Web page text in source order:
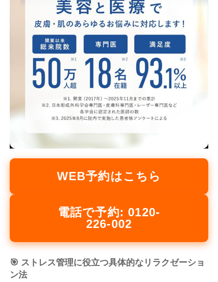
WEB予約はこちら
電話で予約: 0120-
226-002
🎯 ストレス管理に役立つ具体的なリラクゼーショ
ン法